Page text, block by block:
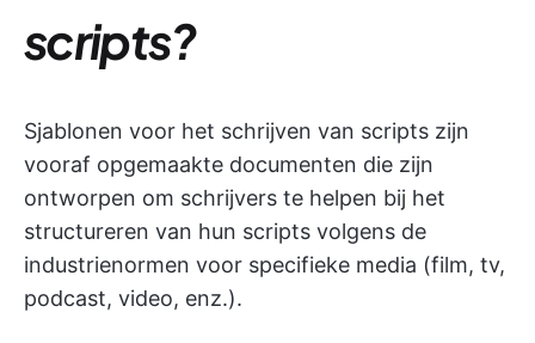
scripts?
Sjablonen voor het schrijven van scripts zijn
vooraf opgemaakte documenten die zijn
ontworpen om schrijvers te helpen bij het
structureren van hun scripts volgens de
industrienormen voor specifieke media (film, tv,
podcast, video, enz.).